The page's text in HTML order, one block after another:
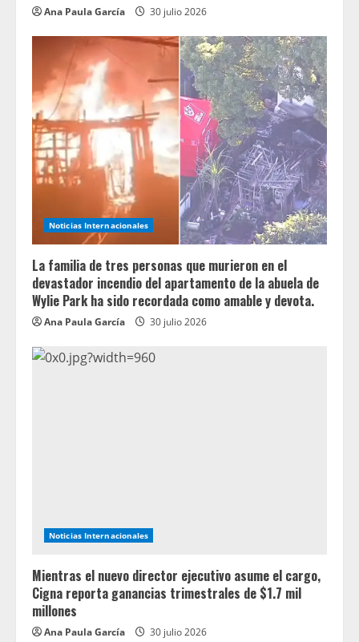
Ana Paula García 30 julio 2026
Noticias Internacionales
La familia de tres personas que murieron en el
devastador incendio del apartamento de la abuela de
Wylie Park ha sido recordada como amable y devota.
Ana Paula García 30 julio 2026
Noticias Internacionales
Mientras el nuevo director ejecutivo asume el cargo,
Cigna reporta ganancias trimestrales de $1.7 mil
millones
Ana Paula García 30 julio 2026